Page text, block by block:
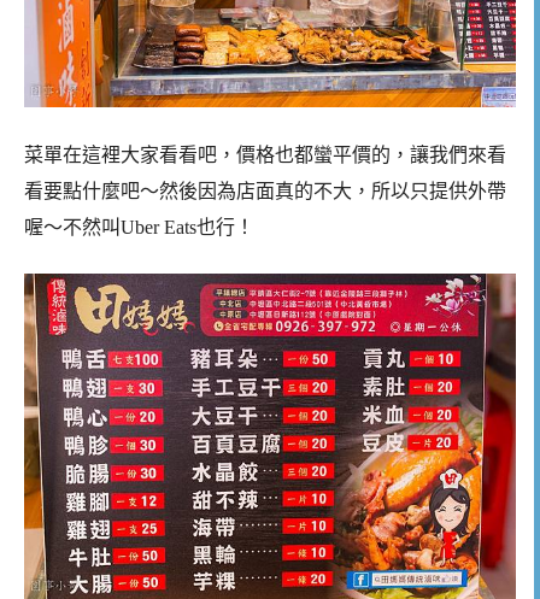
菜單在這裡大家看看吧，價格也都蠻平價的，讓我們來看
看要點什麼吧～然後因為店面真的不大，所以只提供外帶
喔～不然叫Uber Eats也行！